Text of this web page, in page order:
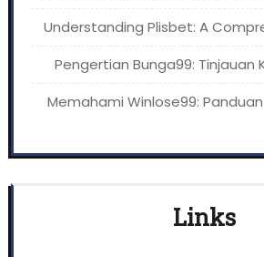
Understanding Plisbet: A
Pengertian Bunga99: Tinjauan
Memahami Winlose99:
Links